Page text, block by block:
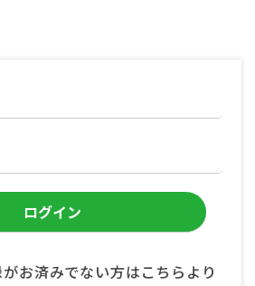
お済みでない方はこちらより